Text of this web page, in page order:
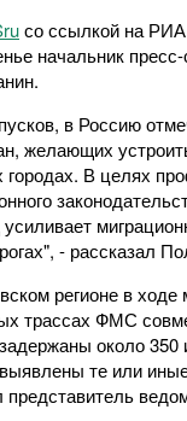
со ссылкой на
начальник
в Россию
желающих
городах. В целях
- рассказал
регионе в ходе
трассах ФМС
около 350
те или